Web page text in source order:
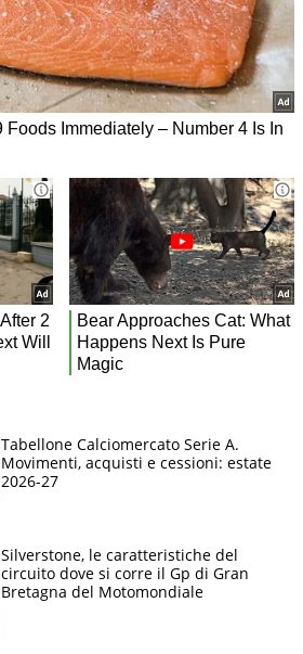
Tabellone Calciomercato Serie A.
Movimenti, acquisti e cessioni: estate
2026-27
Silverstone, le caratteristiche del
circuito dove si corre il Gp di Gran
Bretagna del Motomondiale